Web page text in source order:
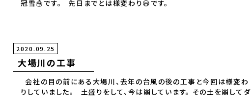
2020.09.25
大場川の工事
会社の目の前にある大場川、去年の台風の後の工事と今回は様変わ
りしていました。 土盛りをして、今は崩しています。 その土を崩してダ